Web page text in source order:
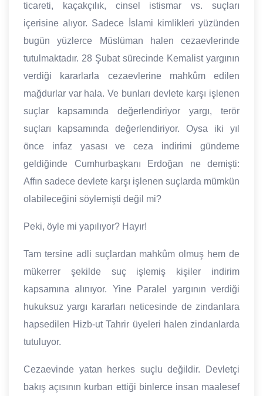
ticareti, kaçakçılık, cinsel istismar vs. suçları
içerisine alıyor. Sadece İslami kimlikleri yüzünden
bugün yüzlerce Müslüman halen cezaevlerinde
tutulmaktadır. 28 Şubat sürecinde Kemalist yargının
verdiği kararlarla cezaevlerine mahkûm edilen
mağdurlar var hala. Ve bunları devlete karşı işlenen
suçlar kapsamında değerlendiriyor yargı, terör
suçları kapsamında değerlendiriyor. Oysa iki yıl
önce infaz yasası ve ceza indirimi gündeme
geldiğinde Cumhurbaşkanı Erdoğan ne demişti:
Affın sadece devlete karşı işlenen suçlarda mümkün
olabileceğini söylemişti değil mi?
Peki, öyle mi yapılıyor? Hayır!
Tam tersine adli suçlardan mahkûm olmuş hem de
mükerrer şekilde suç işlemiş kişiler indirim
kapsamına alınıyor. Yine Paralel yargının verdiği
hukuksuz yargı kararları neticesinde de zindanlara
hapsedilen Hizb-ut Tahrir üyeleri halen zindanlarda
tutuluyor.
Cezaevinde yatan herkes suçlu değildir. Devletçi
bakış açısının kurban ettiği binlerce insan maalesef